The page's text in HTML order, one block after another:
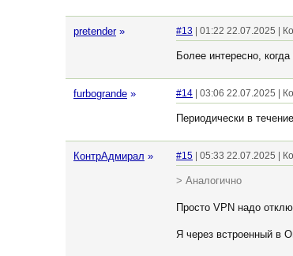
pretender » #13 | 01:22 22.07.2025 |
Более интересно, когда
furbogrande » #14 | 03:06 22.07.2025 |
Периодически в
КонтрАдмирал » #15 | 05:33 22.07.2025 |
> Аналогично
Просто VPN надо
Я через встроенный в